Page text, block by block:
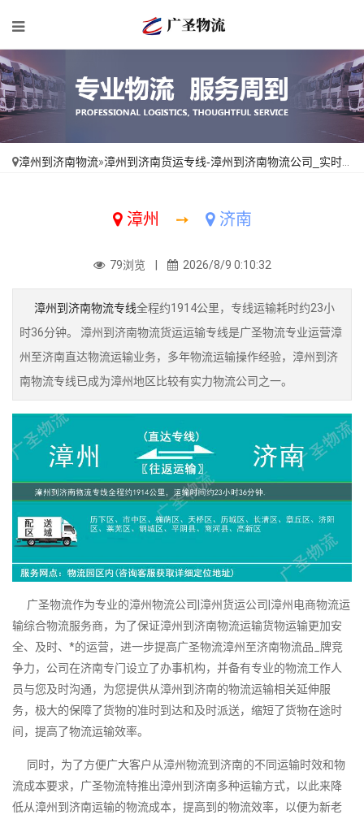
漳州到济南物流»漳州到济南货运专线-漳州到济南物流公司_实时跟踪 「市县派送」
漳州 ➙ 济南
79浏览 | 2026/8/9 0:10:32
漳州到济南物流专线全程约1914公里，专线运输耗时约23小
时36分钟。 漳州到济南物流货运运输专线是广圣物流专业运营漳
州至济南直达物流运输业务，多年物流运输操作经验，漳州到济
南物流专线已成为漳州地区比较有实力物流公司之一。
广圣物流作为专业的漳州物流公司|漳州货运公司|漳州电商物流运
输综合物流服务商，为了保证漳州到济南物流运输货物运输更加安
全、及时、*的运营，进一步提高广圣物流漳州至济南物流品_牌竞
争力，公司在济南专门设立了办事机构，并备有专业的物流工作人
员与您及时沟通，为您提供从漳州到济南的物流运输相关延伸服
务，极大的保障了货物的准时到达和及时派送，缩短了货物在途时
间，提高了物流运输效率。
同时，为了方便广大客户从漳州物流到济南的不同运输时效和物
流成本要求，广圣物流特推出漳州到济南多种运输方式，以此来降
低从漳州到济南运输的物流成本，提高到的物流效率，以便为新老